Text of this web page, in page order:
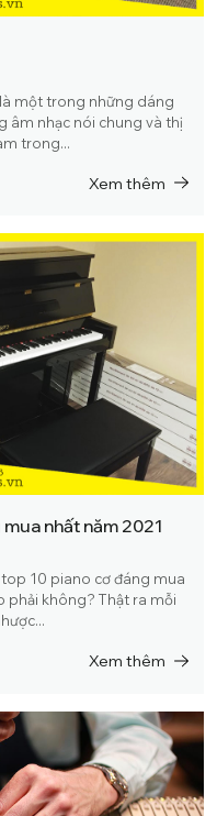
một trong những dáng
âm nhạc nói chung và thị
trong...
Xem thêm
nhất năm 2021
10 piano cơ đáng mua
phải không? Thật ra mỗi
Xem thêm